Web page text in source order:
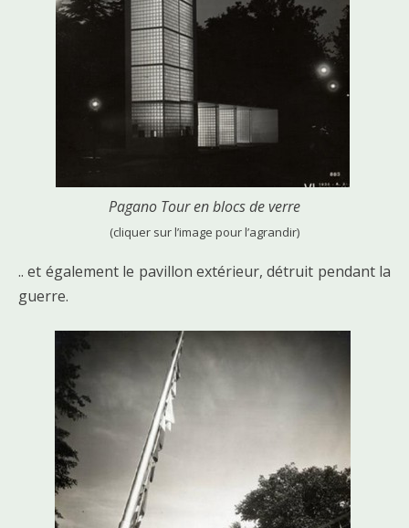
Pagano Tour en blocs de verre
(cliquer sur l’image pour l’agrandir)
.. et également le pavillon extérieur, détruit pendant la
guerre.